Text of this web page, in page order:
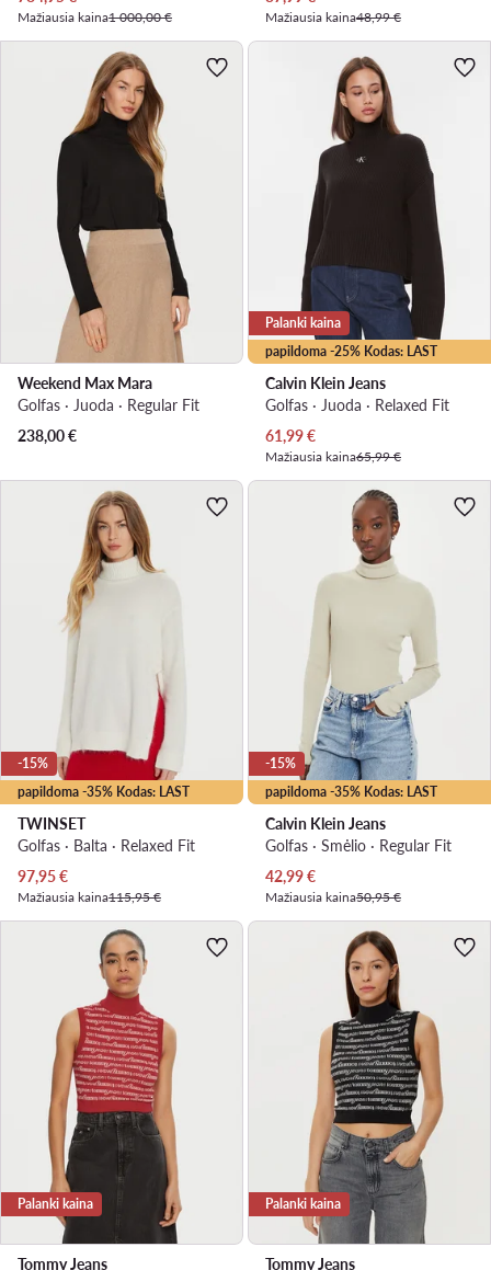
Mažiausia kaina1 000,00 € Mažiausia kaina48,99 €
Weekend Max Mara
Golfas · Juoda · Regular Fit
238,00€
papildoma -25% Kodas: LAST
Palanki kaina
Calvin Klein Jeans
Golfas · Juoda · Relaxed Fit
Dabartinė kaina
61,99€
Mažiausia kaina65,99 €
papildoma -35% Kodas: LAST
-15%
TWINSET
Golfas · Balta · Relaxed Fit
Dabartinė kaina
97,95€
Mažiausia kaina115,95 €
papildoma -35% Kodas: LAST
-15%
Calvin Klein Jeans
Golfas · Smėlio · Regular Fit
Dabartinė kaina
42,99€
Mažiausia kaina50,95 €
Palanki kaina
Tommy Jeans
Palanki kaina
Tommy Jeans